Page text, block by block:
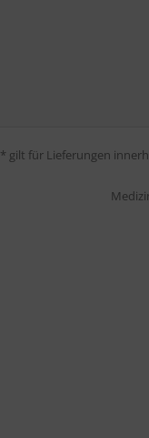
* gilt für Lieferungen